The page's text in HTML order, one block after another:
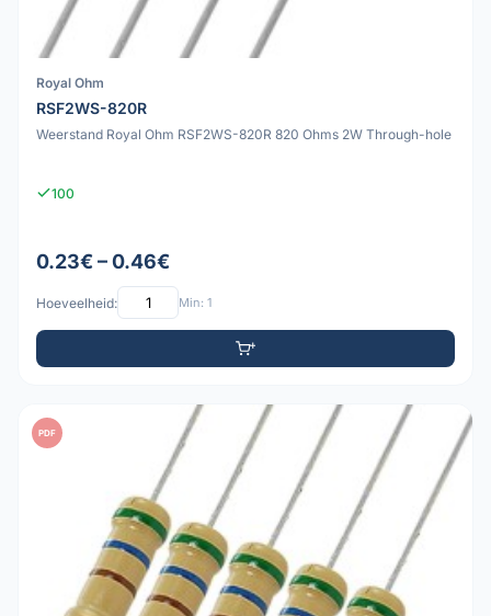
Royal Ohm
RSF2WS-820R
Weerstand Royal Ohm RSF2WS-820R 820 Ohms 2W Through-hole
100
0.23€ – 0.46€
Hoeveelheid: Min: 1
PDF